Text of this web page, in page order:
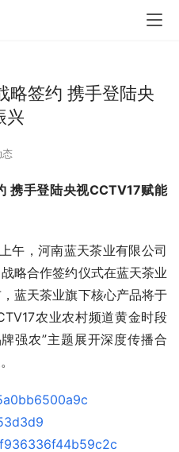
略签约 携手登陆央
兴
态
携手登陆央视CCTV17赋能
午，河南蓝天茶业有限公司
略合作签约仪式在蓝天茶业
蓝天茶业旗下核心产品将于
农业农村频道黄金时段
强农”主题展开深度传播合